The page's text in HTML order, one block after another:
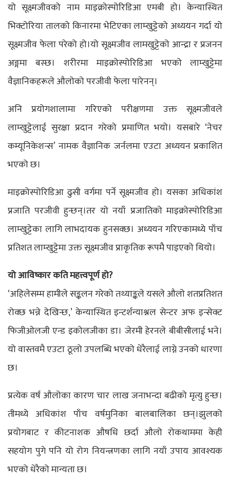
यो सूक्ष्मजीवको नाम माइक्रोस्पोरिडिआ एमबी हो। केन्यास्थित
भिक्टोरिया तालको किनारमा भेटिएका लाम्खुट्टेको अध्ययन गर्दा यो
सूक्ष्मजीव फेला परेको हो।यो सूक्ष्मजीव लामखुट्टेको आन्द्रा र प्रजनन
अङ्गमा बस्छ। शरीरमा माइक्रोस्पोरिडिआ भएको लाम्खुट्टेमा
वैज्ञानिकहरूले औलोको परजीवी फेला पारेनन्।
अनि प्रयोगशालामा गरिएको परीक्षणमा उक्त सूक्ष्मजीवले
लाम्खुट्टेलाई सुरक्षा प्रदान गरेको प्रमाणित भयो। यसबारे ‘नेचर
कम्यूनिकेशन्स’ नामक वैज्ञानिक जर्नलमा एउटा अध्ययन प्रकाशित
भएको छ।
माइक्रोस्पोरिडिआ ढुसी वर्गमा पर्ने सूक्ष्मजीव हो। यसका अधिकांश
प्रजाति परजीवी हुन्छन्।तर यो नयाँ प्रजातिको माइक्रोस्पोरिडिआ
लाम्खुट्टेका लागि लाभदायक हुनसक्छ। अध्ययन गरिएकामध्ये पाँच
प्रतिशत लाम्खुट्टेमा उक्त सूक्ष्मजीव प्राकृतिक रूपमै पाइएको थियो।
यो आविष्कार कति महत्त्वपूर्ण हो?
‘अहिलेसम्म हामीले सङ्कलन गरेको तथ्याङ्कले यसले औलो शतप्रतिशत
रोक्छ भन्ने देखिन्छ,’ केन्यास्थित इन्टर्शन्याश्नल सेन्टर अफ इन्सेक्ट
फिजीओलजी एन्ड इकोलजीका डा। जेरमी हेरनले बीबीसीलाई भने।
यो वास्तवमै एउटा ठूलो उपलब्धि भएको धेरैलाई लाग्ने उनको धारणा
छ।
प्रत्येक वर्ष औलोका कारण चार लाख जनाभन्दा बढीको मृत्यु हुन्छ।
तीमध्ये अधिकांश पाँच वर्षमुनिका बालबालिका छन्।झुलको
प्रयोगबाट र कीटनाशक औषधि छर्दा औलो रोकथाममा केही
सहयोग पुगे पनि यो रोग नियन्त्रणका लागि नयाँ उपाय आवश्यक
भएको धेरैको मान्यता छ।